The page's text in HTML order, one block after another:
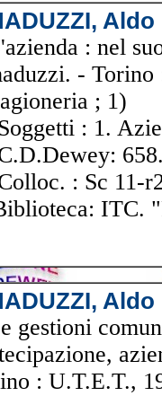
Aldo
: nel
-
; 1)
: 1.
658.
: Sc 11-
ITC.
Aldo
gestioni
: U.T.E.T.,